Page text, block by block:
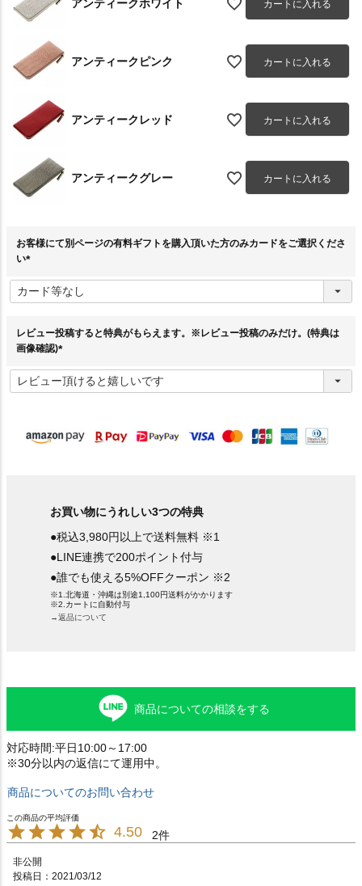
アンティークホワイト カートに入れる
アンティークピンク カートに入れる
アンティークレッド カートに入れる
アンティークグレー カートに入れる
お客様にて別ページの有料ギフトを購入頂いた方のみカードをご選択くださ
い
必
須
レビュー投稿すると特典がもらえます。※レビュー投稿のみだけ。(特典は
画像確認)
必
須
お買い物にうれしい3つの特典
●税込3,980円以上で送料無料 ※1
●LINE連携で200ポイント付与
●誰でも使える5%OFFクーポン ※2
※1.北海道・沖縄は別途1,100円送料がかかります
※2.カートに自動付与
→返品について
商品についての相談をする
対応時間:平日10:00～17:00
※30分以内の返信にて運用中。
商品についてのお問い合わせ
4.50 2
非公開
投稿日
2021/03/12